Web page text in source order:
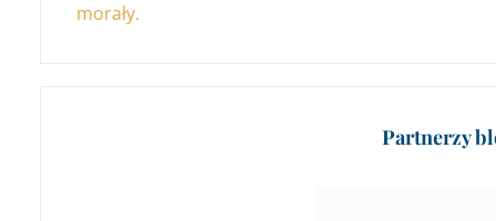
morały.
Partnerzy